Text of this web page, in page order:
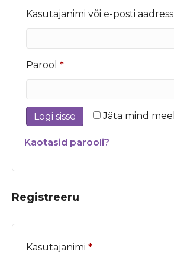
Kasutajanimi või e-posti aadress
Parool *Nõutud
Jäta mind
Logi sisse
Kaotasid parooli?
Registreeru
Kasutajanimi *Nõutud